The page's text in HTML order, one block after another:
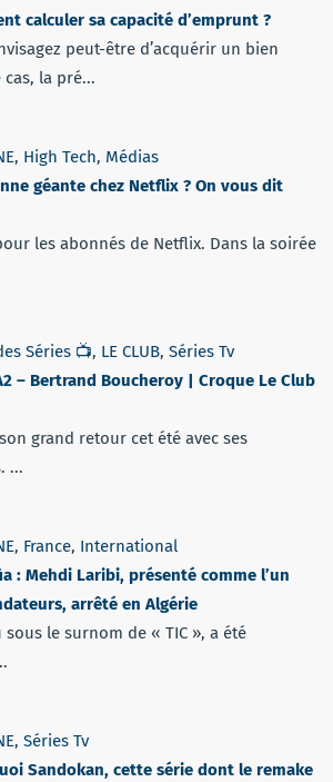
calculer sa capacité d’emprunt ?
peut-être d’acquérir un bien
la pré...
, High Tech, Médias
géante chez Netflix ? On vous dit
les abonnés de Netflix. Dans la soirée
Séries 📺, LE CLUB, Séries Tv
– Bertrand Boucheroy | Croque Le Club
grand retour cet été avec ses
...
, France, International
: Mehdi Laribi, présenté comme l’un
arrêté en Algérie
le surnom de « TIC », a été
, Séries Tv
Sandokan, cette série dont le remake